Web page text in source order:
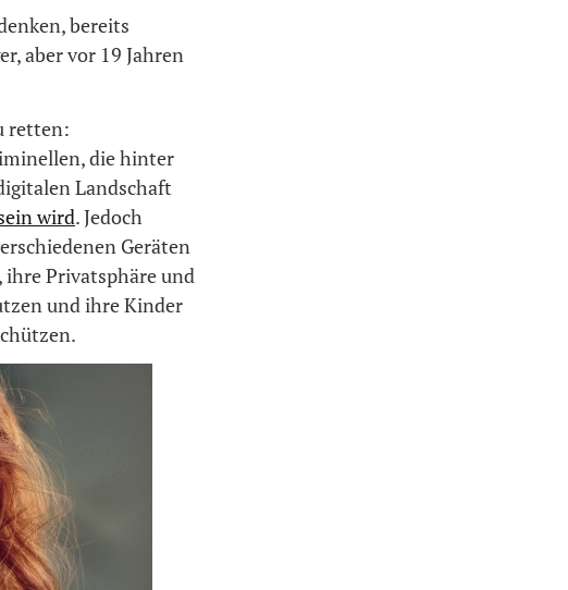
bereits
aber vor 19 Jahren
retten:
die hinter
Landschaft
wird. Jedoch
Geräten
Privatsphäre und
und ihre Kinder